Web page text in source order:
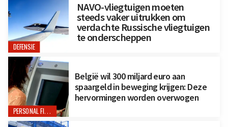
DEFENSIE
NAVO-vliegtuigen moeten
steeds vaker uitrukken om
verdachte Russische vliegtuigen
te onderscheppen
PERSONAL FINANCE
België wil 300 miljard euro aan
spaargeld in beweging krijgen: Deze
hervormingen worden overwogen